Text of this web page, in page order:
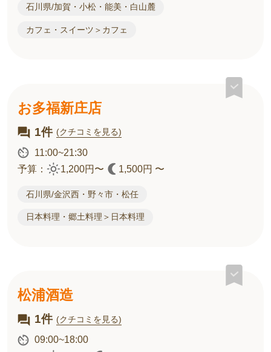
石川県/加賀・小松・能美・白山麓
カフェ・スイーツ＞カフェ
お多福新庄店
1件 (クチコミを見る)
11:00~21:30
予算：
1,200円〜 1,500円 〜
石川県/金沢西・野々市・松任
日本料理・郷土料理＞日本料理
松浦酒造
1件 (クチコミを見る)
09:00~18:00